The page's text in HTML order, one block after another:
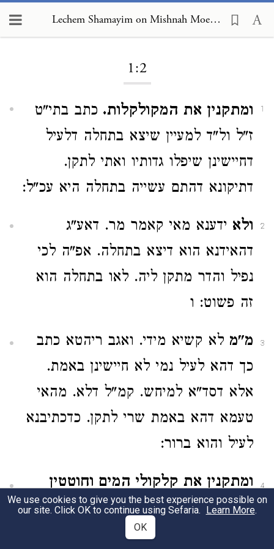
Lechem Shamayim on Mishnah Moed Katan 1:2
1:2
1 ומתקנין את המקולקלות. כתב בתי"ט
ז"ל ול"ד למעיין שיצא בתחלה דלעיל
דחיישינן שיפלו גדותיו ואתי לתקן.
דתיקונא דהתם עשייה בתחלה היא עכ"ל:
2 ולא ידענא מאי קאמר מר. דאע"ג
דהאידנא הוא דיצא בתחלה. אפ"ה לכי
נפיל והדר מתקן ליה. לאו בתחלה הוא
זה פשוט: ו
3 מ"מ לא קשיא מידי. ואגב ריהטא כתב
כך דהא לעיל נמי לא חיישינן באמת.
אלא דסד"א למיחש. קמ"ל דלא. מהאי
טעמא דהא באמת שרי לתקן. כדכתיבנא
לעיל והוא ברור:
4
ומתקנין את קלקולי המים וחוטטין
אותן.כתב בתי"ט ונ"ל דפרושי קמפרש
דהא דאמרן ומתקנין היינו חוטטין שהוא
We use cookies to give you the best experience possible on
our site. Click OK to continue using Sefaria. Learn More.
OK